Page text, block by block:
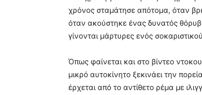
χρόνος σταμάτησε απότομα, όταν
όταν ακούστηκε ένας δυνατός
γίνονται μάρτυρες ενός
Όπως φαίνεται και στο βίντεο
μικρό αυτοκίνητο ξεκινάει την
έρχεται από το αντίθετο ρέμα με